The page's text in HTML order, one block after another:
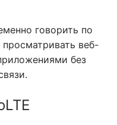
говорить по
веб-
без